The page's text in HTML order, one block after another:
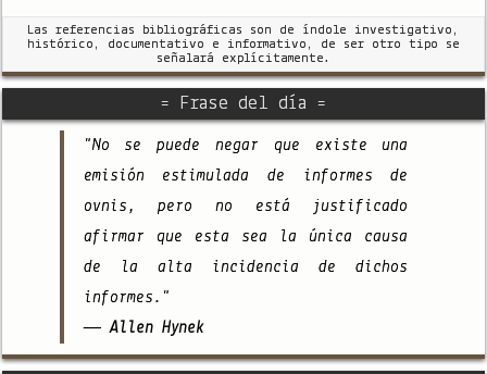
Las referencias bibliográficas son de índole investigativo,
histórico, documentativo e informativo, de ser otro tipo se
señalará explícitamente.
= Frase del día =
"No se puede negar que existe una
emisión estimulada de informes de
ovnis, pero no está justificado
afirmar que esta sea la única causa
de la alta incidencia de dichos
informes."
— Allen Hynek